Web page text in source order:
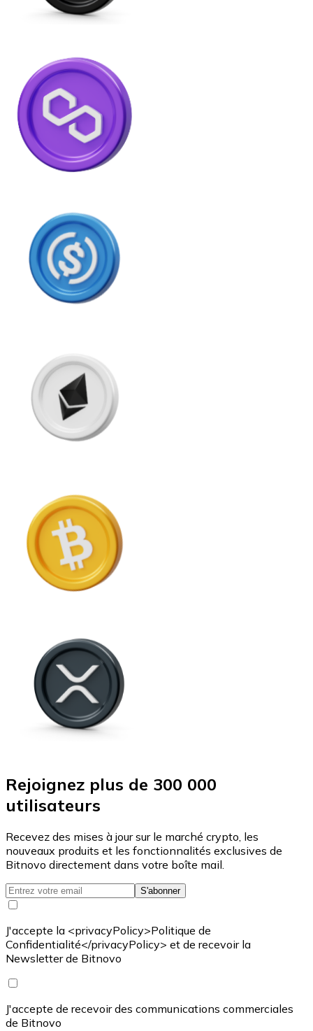
Rejoignez plus de 300 000
utilisateurs
Recevez des mises à jour sur le marché crypto, les
nouveaux produits et les fonctionnalités exclusives de
Bitnovo directement dans votre boîte mail.
S'abonner
J'accepte la <privacyPolicy>Politique de
Confidentialité</privacyPolicy> et de recevoir la
Newsletter de Bitnovo
J'accepte de recevoir des communications commerciales
de Bitnovo